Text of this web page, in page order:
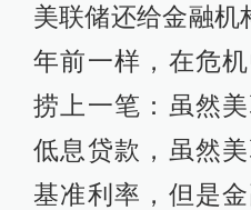
美联储还给金融机
年前一样，在危
捞上一笔：虽然
低息贷款，虽然
基准利率，但是